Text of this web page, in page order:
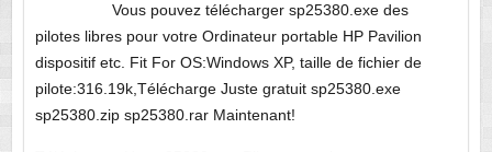
Vous pouvez télécharger sp25380.exe des
pilotes libres pour votre Ordinateur portable HP Pavilion
dispositif etc. Fit For OS:Windows XP, taille de fichier de
pilote:316.19k,Télécharge Juste gratuit sp25380.exe
sp25380.zip sp25380.rar Maintenant!